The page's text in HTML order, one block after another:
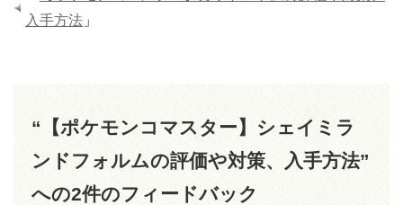
入手方法 」
“【ポケモンコマスター】シェイミラ
ンドフォルムの評価や対策、入手方法”
への2件のフィードバック